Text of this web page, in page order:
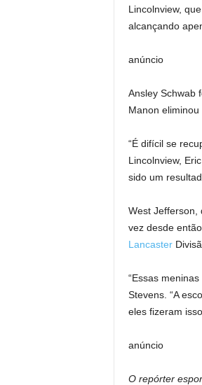
Lincolnview,
alcançando
anúncio
Ansley Schwab
Manon eliminou
“É difícil se
Lincolnview,
sido um
West Jefferson,
vez desde
Lancaster
“Essas
Stevens. “A
eles fizeram
anúncio
O repórter